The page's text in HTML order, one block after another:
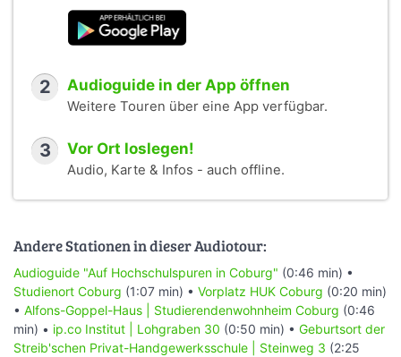
2 Audioguide in der App öffnen
Weitere Touren über eine App verfügbar.
3 Vor Ort loslegen!
Audio, Karte & Infos - auch offline.
Andere Stationen in dieser Audiotour:
Audioguide "Auf Hochschulspuren in Coburg" (0:46 min) •
Studienort Coburg (1:07 min) • Vorplatz HUK Coburg (0:20 min)
• Alfons-Goppel-Haus | Studierendenwohnheim Coburg (0:46
min) • ip.co Institut | Lohgraben 30 (0:50 min) • Geburtsort der
Streib'schen Privat-Handgewerksschule | Steinweg 3 (2:25